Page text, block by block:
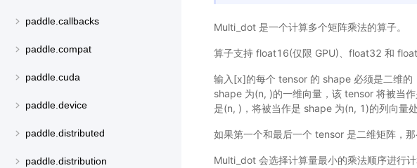
paddle.callbacks
paddle.compat
paddle.cuda
paddle.device
paddle.distributed
paddle.distribution
Multi_dot 是一个计算多个矩阵乘法的算子。
算子支持 float16(仅限 GPU)、float32 和
输入[x]的每个 tensor 的 shape 必须是二维
shape 为(n, )的一维向量，该 tensor 将被当
是(n, )，将被当作是 shape 为(n, 1)的列向量处
如果第一个和最后一个 tensor 是二维矩阵，
Multi_dot 会选择计算量最小的乘法顺序进行